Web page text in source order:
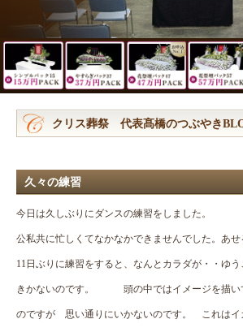
クリス葬祭 代表髙橋のつぶやき
久々の練習
今日は久しぶりにダンスの練習をしました。
公私共に忙しくてなかなかできませんでした。あせ
11日ぶりに練習をすると、なんとカラダが・・ゆう
きかないのです。 頭の中ではイメージを描い
のですが 思い通りにいかないのです。 これはイ